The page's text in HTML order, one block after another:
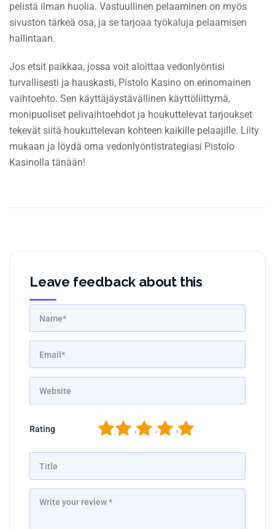
pelistä ilman huolia. Vastuullinen pelaaminen on myös
sivuston tärkeä osa, ja se tarjoaa työkaluja pelaamisen
hallintaan.
Jos etsit paikkaa, jossa voit aloittaa vedonlyöntisi
turvallisesti ja hauskasti, Pistolo Kasino on erinomainen
vaihtoehto. Sen käyttäjäystävällinen käyttöliittymä,
monipuoliset pelivaihtoehdot ja houkuttelevat tarjoukset
tekevät siitä houkuttelevan kohteen kaikille pelaajille. Liity
mukaan ja löydä oma vedonlyöntistrategiasi Pistolo
Kasinolla tänään!
Leave feedback about this
Rating 5
4
3
2